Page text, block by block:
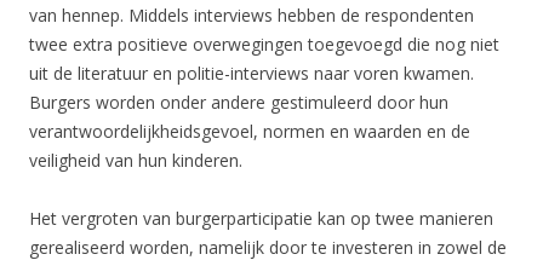
van hennep. Middels interviews hebben de respondenten
twee extra positieve overwegingen toegevoegd die nog niet
uit de literatuur en politie-interviews naar voren kwamen.
Burgers worden onder andere gestimuleerd door hun
verantwoordelijkheidsgevoel, normen en waarden en de
veiligheid van hun kinderen.
Het vergroten van burgerparticipatie kan op twee manieren
gerealiseerd worden, namelijk door te investeren in zowel de